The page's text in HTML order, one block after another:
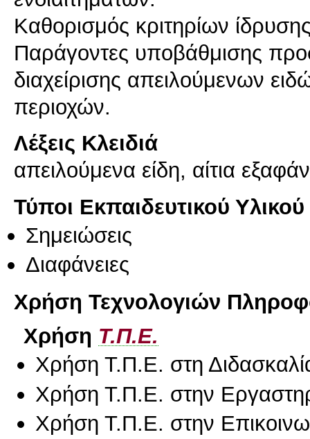
Καθορισμός κριτηρίων
Παράγοντες υποβάθμισης
διαχείρισης απειλούμενων
περιοχών.
Λέξεις Κλειδιά
απειλούμενα είδη, αίτια
Τύποι Εκπαιδευτικού Υλικού
Σημειώσεις
Διαφάνειες
Χρήση Τεχνολογιών
Χρήση Τ.Π.Ε.
Χρήση Τ.Π.Ε. στη
Χρήση Τ.Π.Ε. στην
Χρήση Τ.Π.Ε. στην